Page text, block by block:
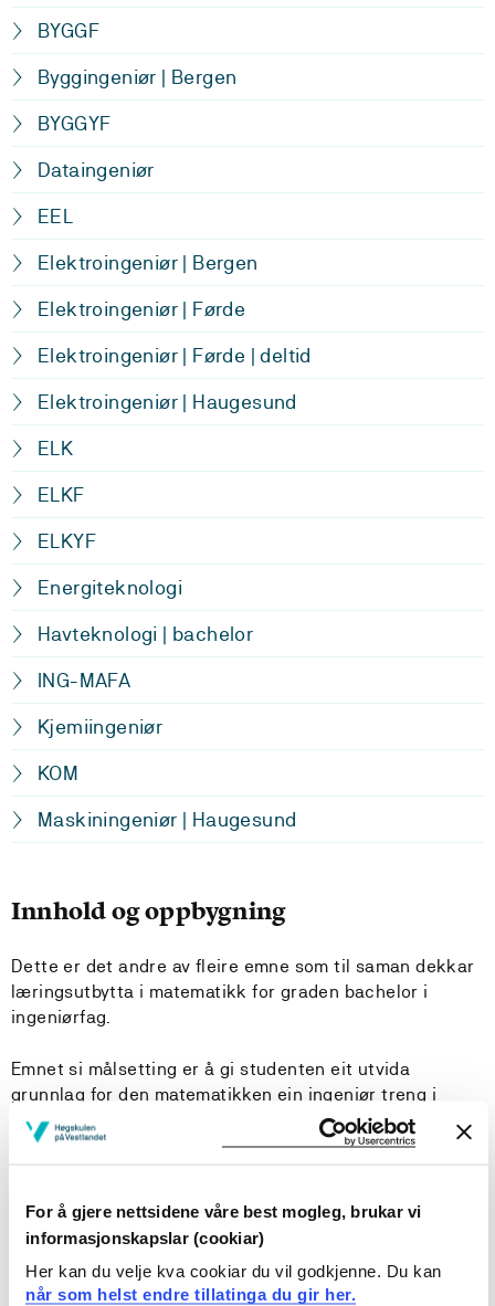
For å gjere nettsidene våre best mogleg, brukar vi
informasjonskapslar (cookiar)
Her kan du velje kva cookiar du vil godkjenne. Du kan
når som helst endre tillatinga du gir her.
BYGGF
Byggingeniør | Bergen
BYGGYF
Dataingeniør
EEL
Elektroingeniør | Bergen
Elektroingeniør | Førde
Elektroingeniør | Førde | deltid
Elektroingeniør | Haugesund
ELK
ELKF
ELKYF
Energiteknologi
Havteknologi | bachelor
ING-MAFA
Kjemiingeniør
KOM
Maskiningeniør | Haugesund
Innhold og oppbygning
Dette er det andre av fleire emne som til saman dekkar
læringsutbytta i matematikk for graden bachelor i
ingeniørfag.
Emnet si målsetting er å gi studenten eit utvida
grunnlag for den matematikken ein ingeniør treng i
studiet og utøvinga av si yrkeskarriere.
taylorrekker; fourierrekker; separable
differensiallikninger; Eulers metode; første og andre
ordens differensiallikninger og lineære
differensiallikninger av første orden; system av